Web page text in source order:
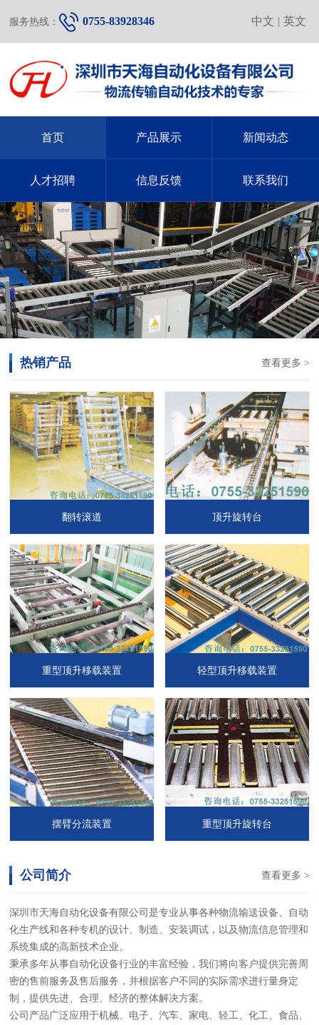
中文 | 英文
服务热线： 0755-83928346
首页 产品展示 新闻动态
人才招聘 信息反馈 联系我们
查看更多 >
热销产品
翻转滚道 顶升旋转台
重型顶升移载装置 轻型顶升移载装置
摆臂分流装置 重型顶升旋转台
查看更多 >
公司简介
深圳市天海自动化设备有限公司是专业从事各种物流输送设备、自动
化生产线和各种专机的设计、制造、安装调试，以及物流信息管理和
系统集成的高新技术企业。
秉承多年从事自动化设备行业的丰富经验，我们将向客户提供完善周
密的售前服务及售后服务，并根据客户不同的实际需求进行量身定
制，提供先进、合理、经济的整体解决方案。
公司产品广泛应用于机械、电子、汽车、家电、轻工、化工、食品、